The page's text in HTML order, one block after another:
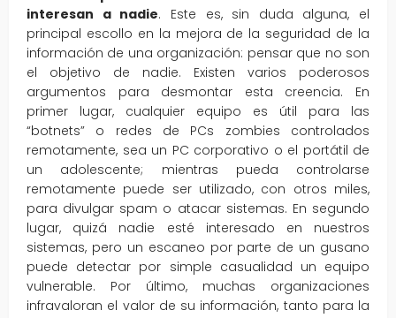
interesan a nadie. Este es, sin duda alguna, el
principal escollo en la mejora de la seguridad de la
información de una organización: pensar que no son
el objetivo de nadie. Existen varios poderosos
argumentos para desmontar esta creencia. En
primer lugar, cualquier equipo es útil para las
“botnets” o redes de PCs zombies controlados
remotamente, sea un PC corporativo o el portátil de
un adolescente; mientras pueda controlarse
remotamente puede ser utilizado, con otros miles,
para divulgar spam o atacar sistemas. En segundo
lugar, quizá nadie esté interesado en nuestros
sistemas, pero un escaneo por parte de un gusano
puede detectar por simple casualidad un equipo
vulnerable. Por último, muchas organizaciones
infravaloran el valor de su información, tanto para la